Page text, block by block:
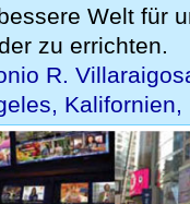
Welt für
zu errichten.
R.
Kalifornien,